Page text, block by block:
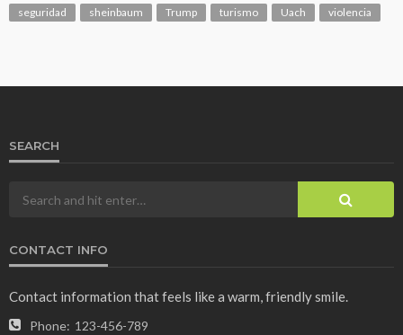
seguridad
sheinbaum Trump turismo Uach violencia
SEARCH
CONTACT INFO
Contact information that feels like a warm, friendly smile.
Phone: 123-456-789